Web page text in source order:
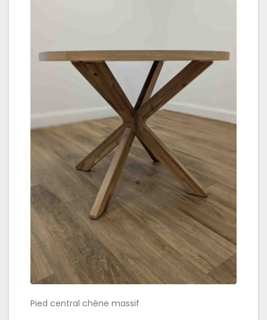
Pied central chêne massif